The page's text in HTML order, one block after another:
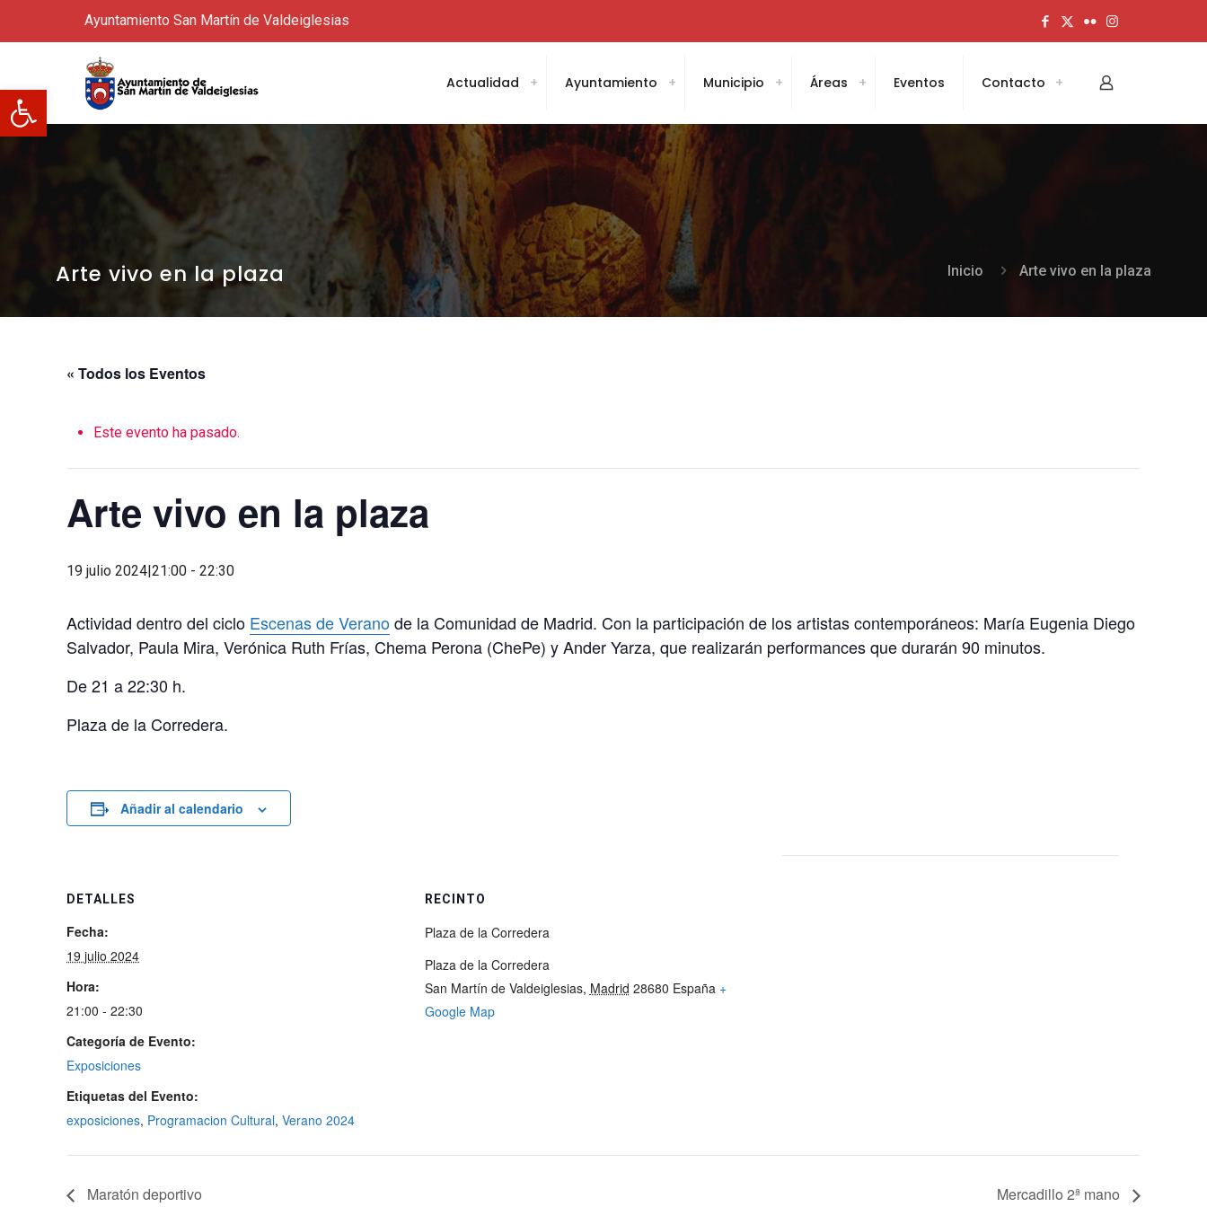
Abrir barra de herramientas
Ayuntamiento San Martín de Valdeiglesias
Actualidad Ayuntamiento Municipio Áreas Eventos Contacto
Arte vivo en la plaza Inicio Arte vivo en la plaza
« Todos los Eventos
Este evento ha pasado.
Arte vivo en la plaza
19 julio 2024|21:00 -22:30
Actividad dentro del ciclo Escenas de Veranode la Comunidad de Madrid. Con la participación de los artistas contemporáneos: María Eugenia Diego
Salvador, Paula Mira, Verónica Ruth Frías, Chema Perona (ChePe) y Ander Yarza, que realizarán performances que durarán 90 minutos.
De 21 a 22:30 h.
Plaza de la Corredera.
Añadir al calendario
DETALLES
Fecha:
19 julio 2024
Hora:
21:00 - 22:30
Categoría de Evento:
Exposiciones
Etiquetas del Evento:
exposiciones, Programacion Cultural,Verano 2024
RECINTO
Plaza de la Corredera
Plaza de la Corredera
San Martín de Valdeiglesias, Madrid 28680 España +
Google Map
Maratón deportivo Mercadillo 2ª mano